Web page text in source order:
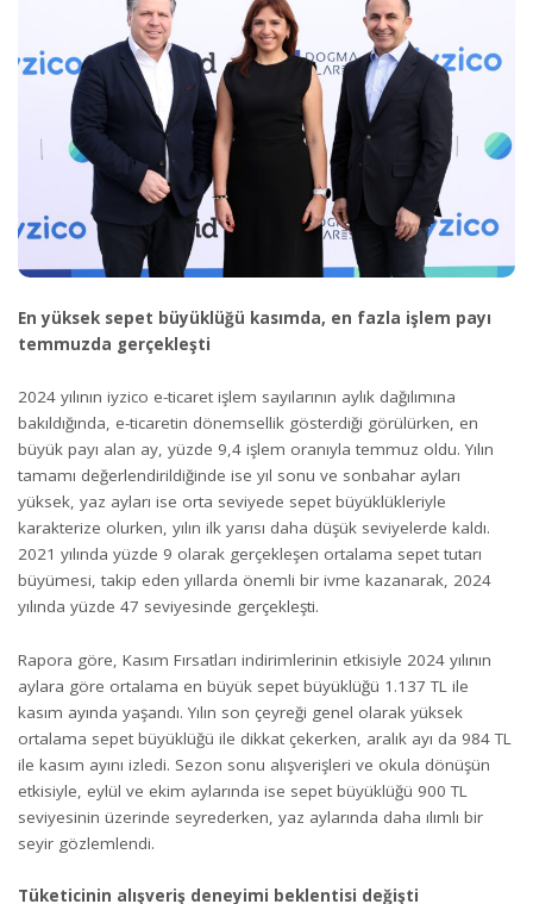
En yüksek sepet büyüklüğü kasımda, en fazla işlem payı
temmuzda gerçekleşti
2024 yılının iyzico e-ticaret işlem sayılarının aylık dağılımına
bakıldığında, e-ticaretin dönemsellik gösterdiği görülürken, en
büyük payı alan ay, yüzde 9,4 işlem oranıyla temmuz oldu. Yılın
tamamı değerlendirildiğinde ise yıl sonu ve sonbahar ayları
yüksek, yaz ayları ise orta seviyede sepet büyüklükleriyle
karakterize olurken, yılın ilk yarısı daha düşük seviyelerde kaldı.
2021 yılında yüzde 9 olarak gerçekleşen ortalama sepet tutarı
büyümesi, takip eden yıllarda önemli bir ivme kazanarak, 2024
yılında yüzde 47 seviyesinde gerçekleşti.
Rapora göre, Kasım Fırsatları indirimlerinin etkisiyle 2024 yılının
aylara göre ortalama en büyük sepet büyüklüğü 1.137 TL ile
kasım ayında yaşandı. Yılın son çeyreği genel olarak yüksek
ortalama sepet büyüklüğü ile dikkat çekerken, aralık ayı da 984 TL
ile kasım ayını izledi. Sezon sonu alışverişleri ve okula dönüşün
etkisiyle, eylül ve ekim aylarında ise sepet büyüklüğü 900 TL
seviyesinin üzerinde seyrederken, yaz aylarında daha ılımlı bir
seyir gözlemlendi.
Tüketicinin alışveriş deneyimi beklentisi değişti